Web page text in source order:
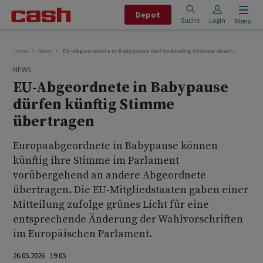
Depot
Suche Login Menu
Home News EU-Abgeordnete in Babypause dürfen künftig Stimme übertragen
NEWS
EU-Abgeordnete in Babypause
dürfen künftig Stimme
übertragen
Europaabgeordnete in Babypause können
künftig ihre Stimme im Parlament
vorübergehend an andere Abgeordnete
übertragen. Die EU-Mitgliedstaaten gaben einer
Mitteilung zufolge grünes Licht für eine
entsprechende Änderung der Wahlvorschriften
im Europäischen Parlament.
26.05.2026 19:05